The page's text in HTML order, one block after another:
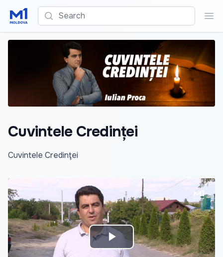
Search
Cuvintele Credinței
Cuvintele Credinţei
Play